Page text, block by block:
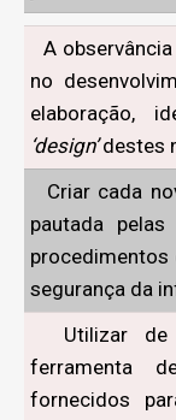
A
no
elaboração,
‘design’destes
Criar cada
pautada
segurança da
Utilizar de
ferramenta
fornecidos